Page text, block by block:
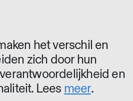
het verschil en
zich door hun
en
Lees meer.